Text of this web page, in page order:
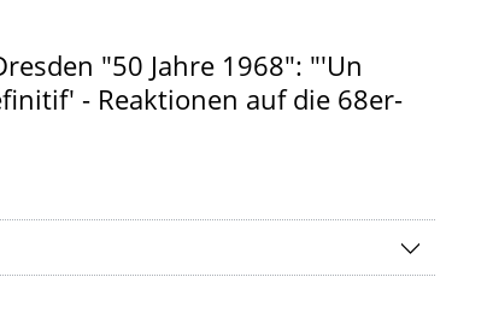
"50 Jahre 1968": "'Un
- Reaktionen auf die 68er-